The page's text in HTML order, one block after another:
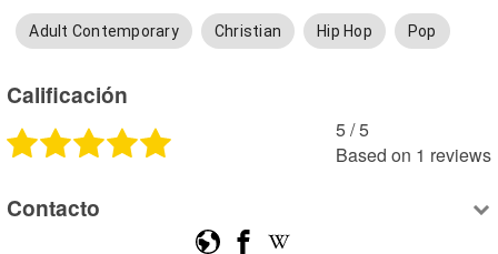
Adult Contemporary Christian Hip Hop Pop
Calificación
5 /5
Based on 1 reviews
Contacto